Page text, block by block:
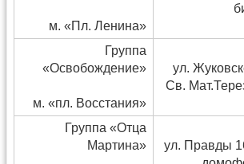
м. «Пл. Ленина»
Группа
«Освобождение»
м. «пл. Восстания»
ул.
Св.
Группа «Отца
Мартина»
ул. Правды